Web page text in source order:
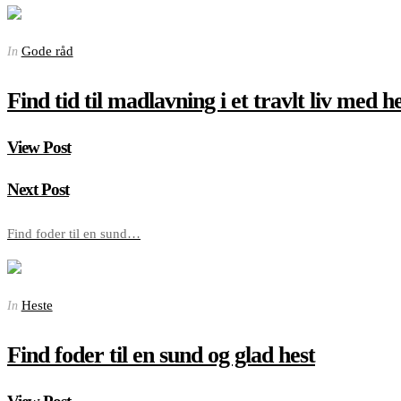
In Gode råd
Find tid til madlavning i et travlt liv med
View Post
Next Post
Find foder til en sund…
In Heste
Find foder til en sund og glad hest